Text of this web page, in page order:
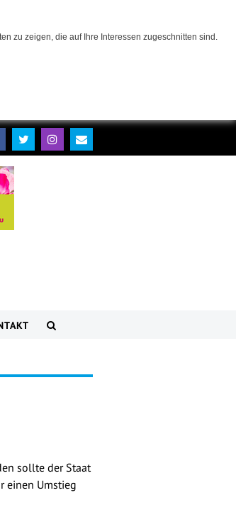
zu zeigen, die auf Ihre Interessen zugeschnitten sind.
sollte der Staat
einen Umstieg